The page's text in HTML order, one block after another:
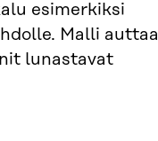
esimerkiksi
Malli auttaa
lunastavat